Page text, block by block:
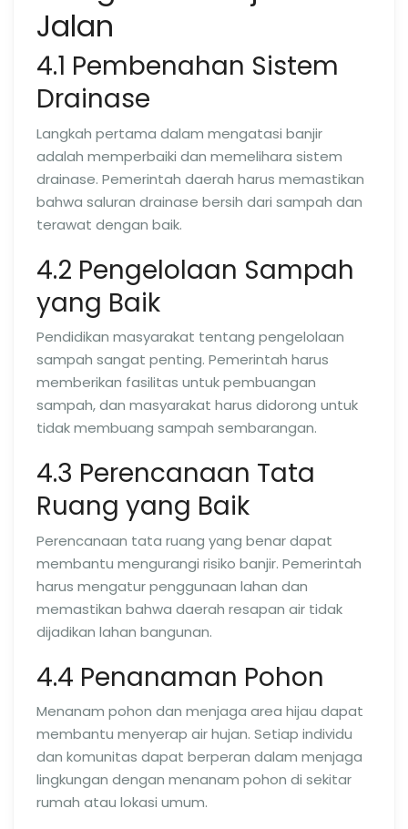
Jalan
4.1 Pembenahan Sistem
Drainase
Langkah pertama dalam mengatasi banjir
adalah memperbaiki dan memelihara sistem
drainase. Pemerintah daerah harus memastikan
bahwa saluran drainase bersih dari sampah dan
terawat dengan baik.
4.2 Pengelolaan Sampah
yang Baik
Pendidikan masyarakat tentang pengelolaan
sampah sangat penting. Pemerintah harus
memberikan fasilitas untuk pembuangan
sampah, dan masyarakat harus didorong untuk
tidak membuang sampah sembarangan.
4.3 Perencanaan Tata
Ruang yang Baik
Perencanaan tata ruang yang benar dapat
membantu mengurangi risiko banjir. Pemerintah
harus mengatur penggunaan lahan dan
memastikan bahwa daerah resapan air tidak
dijadikan lahan bangunan.
4.4 Penanaman Pohon
Menanam pohon dan menjaga area hijau dapat
membantu menyerap air hujan. Setiap individu
dan komunitas dapat berperan dalam menjaga
lingkungan dengan menanam pohon di sekitar
rumah atau lokasi umum.